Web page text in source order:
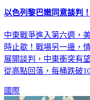
以色列黎巴嫩同意談判
中東戰爭進入第六週，
時止歇！戰場另一邊，
展開談判，中東衝突有
從高點回落，每桶跌破
國際